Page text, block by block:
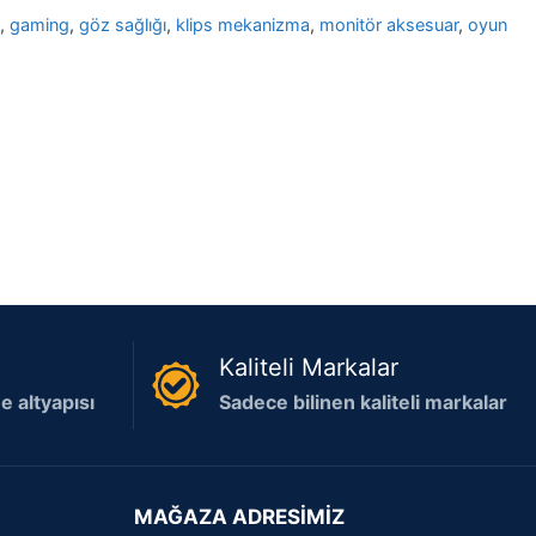
,gaming,göz sağlığı, klips mekanizma, monitör aksesuar,oyun
altyapısı
Kaliteli Markalar
Sadece bilinen kaliteli markalar
MAĞAZA ADRESİMİZ